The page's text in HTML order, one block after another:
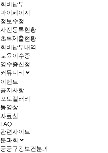
회비납부
마이페이지
정보수정
사전등록현황
초록제출현황
회비납부내역
교육이수증
영수증신청
커뮤니티
이벤트
공지사항
포토갤러리
동영상
자료실
FAQ
관련사이트
분과회
공공구강보건분과